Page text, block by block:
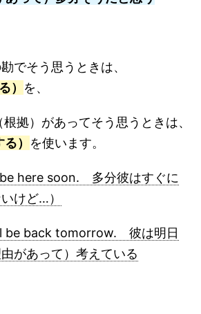
でそう思うときは、
） を、
拠）があってそう思うときは、
） を使います。
here soon. 多分彼はすぐに
けど…）
be back tomorrow. 彼は明日
があって）考えている